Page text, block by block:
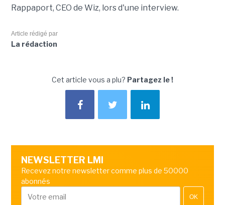
Rappaport, CEO de Wiz, lors d'une interview.
Article rédigé par
La rédaction
Cet article vous a plu? Partagez le !
NEWSLETTER LMI
Recevez notre newsletter comme plus de 50000
abonnés
OK